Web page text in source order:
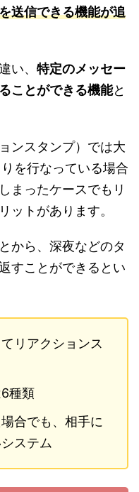
送信できる機能が追
い、 特定のメッセー
ことができる機能と
ンスタンプ）では大
を行なっている場合
まったケースでもリ
ットがあります。
から、深夜などのタ
すことができるとい
リアクションス
種類
合でも、相手に
ステム